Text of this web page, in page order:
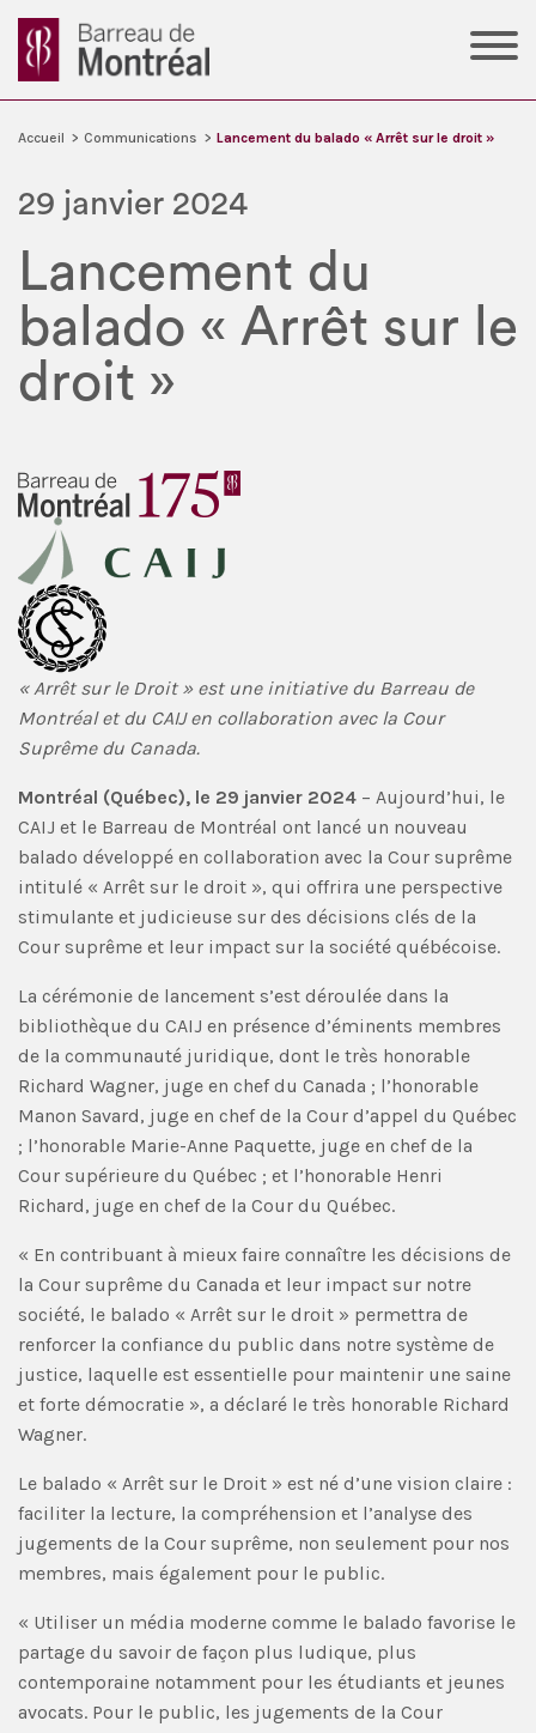
Accueil > Communications > Lancement du balado « Arrêt sur le droit »
29 janvier 2024
Lancement du
balado « Arrêt sur le
droit »
« Arrêt sur le Droit » est une initiative du Barreau de
Montréal et du CAIJ en collaboration avec la Cour
Suprême du Canada.
Montréal (Québec), le 29 janvier 2024 – Aujourd’hui, le
CAIJ et le Barreau de Montréal ont lancé un nouveau
balado développé en collaboration avec la Cour suprême
intitulé « Arrêt sur le droit », qui offrira une perspective
stimulante et judicieuse sur des décisions clés de la
Cour suprême et leur impact sur la société québécoise.
La cérémonie de lancement s’est déroulée dans la
bibliothèque du CAIJ en présence d’éminents membres
de la communauté juridique, dont le très honorable
Richard Wagner, juge en chef du Canada ; l’honorable
Manon Savard, juge en chef de la Cour d’appel du Québec
; l’honorable Marie-Anne Paquette, juge en chef de la
Cour supérieure du Québec ; et l’honorable Henri
Richard, juge en chef de la Cour du Québec.
« En contribuant à mieux faire connaître les décisions de
la Cour suprême du Canada et leur impact sur notre
société, le balado « Arrêt sur le droit » permettra de
renforcer la confiance du public dans notre système de
justice, laquelle est essentielle pour maintenir une saine
et forte démocratie », a déclaré le très honorable Richard
Wagner.
Le balado « Arrêt sur le Droit » est né d’une vision claire :
faciliter la lecture, la compréhension et l’analyse des
jugements de la Cour suprême, non seulement pour nos
membres, mais également pour le public.
« Utiliser un média moderne comme le balado favorise le
partage du savoir de façon plus ludique, plus
contemporaine notamment pour les étudiants et jeunes
avocats. Pour le public, les jugements de la Cour